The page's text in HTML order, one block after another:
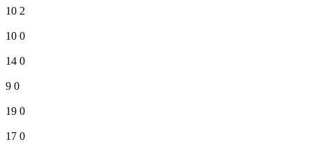
10 2
10 0
14 0
9 0
19 0
17 0